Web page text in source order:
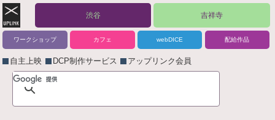
渋谷 吉祥寺
ワークショップ カフェ webDICE 配給作品
自主上映 DCP制作サービス アップリンク会員